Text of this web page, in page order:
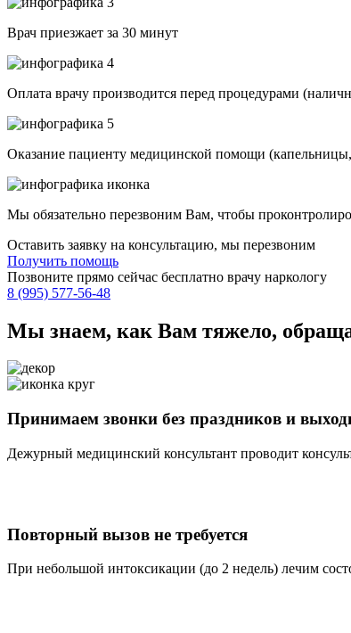
Врач приезжает за 30 минут
Оплата врачу производится перед процедурами
Оказание пациенту медицинской помощи
Мы обязательно перезвоним Вам, чтобы
Оставить заявку на консультацию, мы перезвоним
Получить помощь
Позвоните прямо сейчас бесплатно врачу наркологу
8 (995) 577-56-48
Мы знаем, как Вам тяжело,
Принимаем звонки без праздников и
Дежурный медицинский консультант проводит
Повторный вызов не требуется
При небольшой интоксикации (до 2 недель) лечим